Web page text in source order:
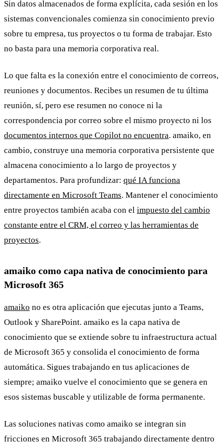
Sin datos almacenados de forma explícita, cada sesión en los
sistemas convencionales comienza sin conocimiento previo
sobre tu empresa, tus proyectos o tu forma de trabajar. Esto
no basta para una memoria corporativa real.
Lo que falta es la conexión entre el conocimiento de correos,
reuniones y documentos. Recibes un resumen de tu última
reunión, sí, pero ese resumen no conoce ni la
correspondencia por correo sobre el mismo proyecto ni los
documentos internos que Copilot no encuentra. amaiko, en
cambio, construye una memoria corporativa persistente que
almacena conocimiento a lo largo de proyectos y
departamentos. Para profundizar: qué IA funciona
directamente en Microsoft Teams. Mantener el conocimiento
entre proyectos también acaba con el impuesto del cambio
constante entre el CRM, el correo y las herramientas de
proyectos.
amaiko como capa nativa de conocimiento para
Microsoft 365
amaiko no es otra aplicación que ejecutas junto a Teams,
Outlook y SharePoint. amaiko es la capa nativa de
conocimiento que se extiende sobre tu infraestructura actual
de Microsoft 365 y consolida el conocimiento de forma
automática. Sigues trabajando en tus aplicaciones de
siempre; amaiko vuelve el conocimiento que se genera en
esos sistemas buscable y utilizable de forma permanente.
Las soluciones nativas como amaiko se integran sin
fricciones en Microsoft 365 trabajando directamente dentro